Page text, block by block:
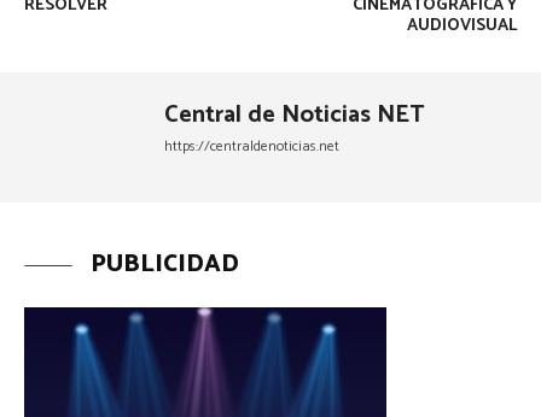
RESOLVER CINEMATOGRÁFICA Y
AUDIOVISUAL
Central de Noticias NET
https://centraldenoticias.net
PUBLICIDAD